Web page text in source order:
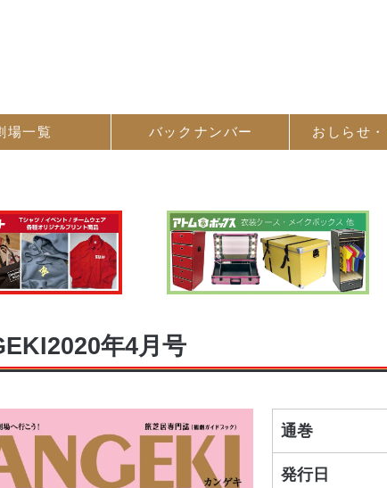
場一覧 バック ナンバー おしらせ・
年4月号
通巻
発行日